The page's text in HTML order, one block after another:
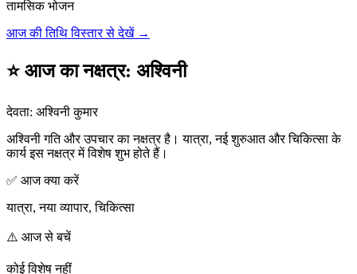
तामसिक भोजन
आज की तिथि विस्तार से देखें →
⭐ आज का नक्षत्र: अश्विनी
देवता: अश्विनी कुमार
अश्विनी गति और उपचार का नक्षत्र है। यात्रा, नई शुरुआत और चिकित्सा के
कार्य इस नक्षत्र में विशेष शुभ होते हैं।
✅ आज क्या करें
यात्रा, नया व्यापार, चिकित्सा
⚠️ आज से बचें
कोई विशेष नहीं